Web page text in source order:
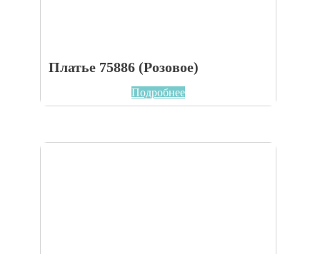
Платье 75886 (Розовое)
Подробнее